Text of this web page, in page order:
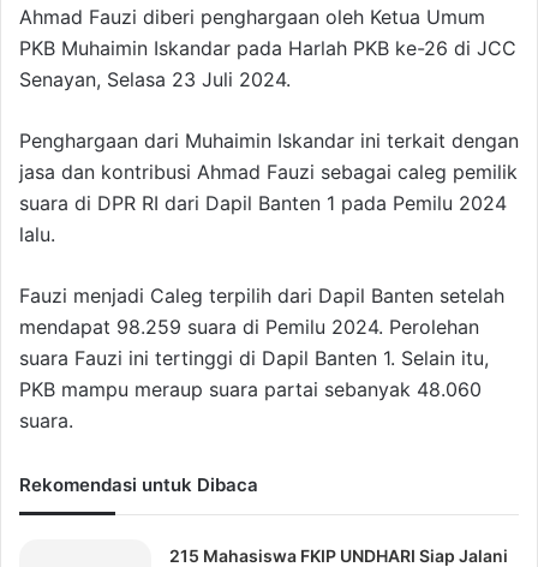
Ahmad Fauzi diberi penghargaan oleh Ketua Umum
PKB Muhaimin Iskandar pada Harlah PKB ke-26 di JCC
Senayan, Selasa 23 Juli 2024.
Penghargaan dari Muhaimin Iskandar ini terkait dengan
jasa dan kontribusi Ahmad Fauzi sebagai caleg pemilik
suara di DPR RI dari Dapil Banten 1 pada Pemilu 2024
lalu.
Fauzi menjadi Caleg terpilih dari Dapil Banten setelah
mendapat 98.259 suara di Pemilu 2024. Perolehan
suara Fauzi ini tertinggi di Dapil Banten 1. Selain itu,
PKB mampu meraup suara partai sebanyak 48.060
suara.
Rekomendasi untuk Dibaca
215 Mahasiswa FKIP UNDHARI Siap Jalani